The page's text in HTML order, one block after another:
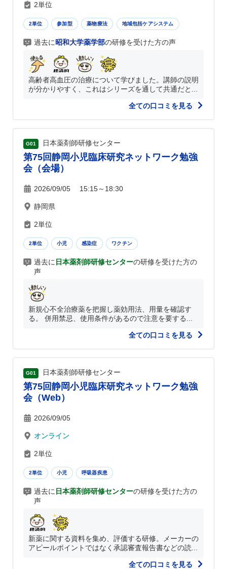
2単位
2単位 参加型 薬物療法 地域包括ケアシステム
過去に昭和大学薬学部の研修を受けた方の声
高齢者高血圧の治療について学びました。講師の説明
が分かりやすく、これはシリーズを通して共通だと...
全ての口コミを見る
G01 日本薬剤師研修センター
第75回静岡小児臨床研究ネットワーク勉強
会（会場）
2026/09/05 15:15～18:30
静岡県
2単位
2単位 小児 感染症 ワクチン
過去に 日本薬剤師研修センターの研修を受けた方の
声
新規心不全治療薬を把握し薬効用法、用量を確認す
る。 併用禁忌、使用条件があるので注意を要する...
全ての口コミを見る
G01 日本薬剤師研修センター
第75回静岡小児臨床研究ネットワーク勉強
会（Web）
2026/09/05
オンライン
2単位
2単位 小児 呼吸器疾患
過去に 日本薬剤師研修センターの研修を受けた方の
声
新薬に関する資料を集め、評価する研修。メーカーの
アピールポイントではなく承認審査報告書などの読...
全ての口コミを見る